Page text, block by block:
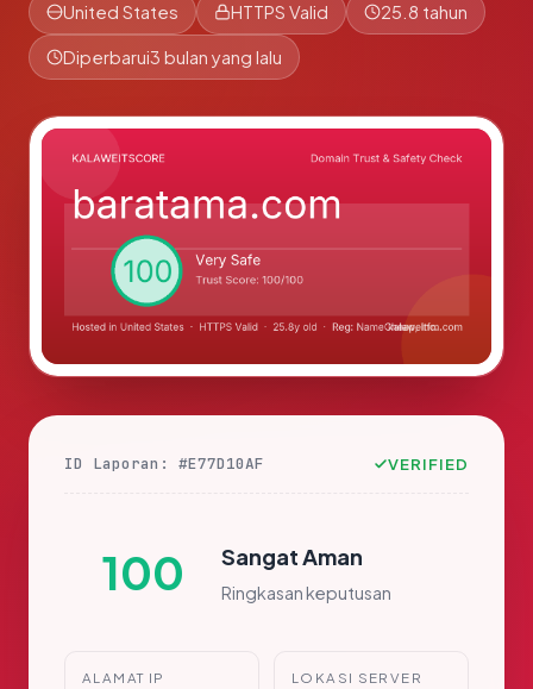
United States HTTPS Valid 25.8 tahun
Diperbarui3 bulan yang lalu
ID Laporan: #E77D10AF VERIFIED
100 Sangat Aman
Ringkasan keputusan
ALAMAT IP LOKASI SERVER